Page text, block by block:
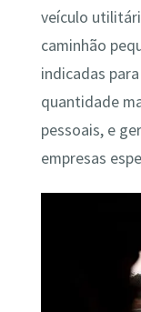
veículo
caminhão
indicadas
quantidade
pessoais, e
empresas